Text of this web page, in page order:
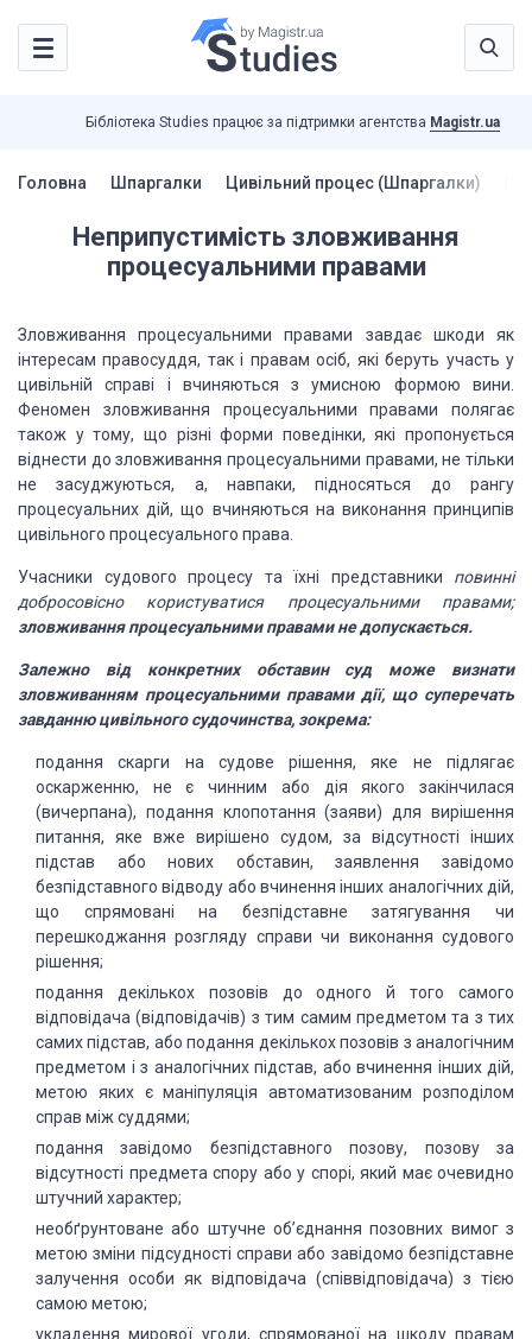
Бібліотека Studies працює за підтримки агентства Magistr.ua
Головна Шпаргалки Цивільний процес (Шпаргалки)
Неприпустимість зловживання
процесуальними правами
Зловживання процесуальними правами завдає шкоди як
інтересам правосуддя, так і правам осіб, які беруть участь у
цивільній справі і вчиняються з умисною формою вини.
Феномен зловживання процесуальними правами полягає
також у тому, що різні форми поведінки, які пропонується
віднести до зловживання процесуальними правами, не тільки
не засуджуються, а, навпаки, підносяться до рангу
процесуальних дій, що вчиняються на виконання принципів
цивільного процесуального права.
Учасники судового процесу та їхні представники повинні
добросовісно користуватися процесуальними правами;
зловживання процесуальними правами не допускається.
Залежно від конкретних обставин суд може визнати
зловживанням процесуальними правами дії, що суперечать
завданню цивільного судочинства, зокрема:
подання скарги на судове рішення, яке не підлягає
оскарженню, не є чинним або дія якого закінчилася
(вичерпана), подання клопотання (заяви) для вирішення
питання, яке вже вирішено судом, за відсутності інших
підстав або нових обставин, заявлення завідомо
безпідставного відводу або вчинення інших аналогічних дій,
що спрямовані на безпідставне затягування чи
перешкоджання розгляду справи чи виконання судового
рішення;
подання декількох позовів до одного й того самого
відповідача (відповідачів) з тим самим предметом та з тих
самих підстав, або подання декількох позовів з аналогічним
предметом і з аналогічних підстав, або вчинення інших дій,
метою яких є маніпуляція автоматизованим розподілом
справ між суддями;
подання завідомо безпідставного позову, позову за
відсутності предмета спору або у спорі, який має очевидно
штучний характер;
необґрунтоване або штучне об’єднання позовних вимог з
метою зміни підсудності справи або завідомо безпідставне
залучення особи як відповідача (співвідповідача) з тією
самою метою;
укладення мирової угоди, спрямованої на шкоду правам